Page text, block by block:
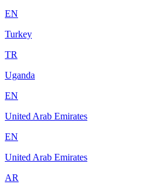
EN
Turkey
TR
Uganda
EN
United Arab Emirates
EN
United Arab Emirates
AR